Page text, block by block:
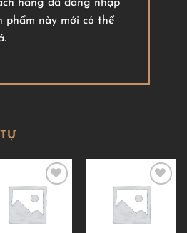
hàng đã đăng nhập
phẩm này mới có thể